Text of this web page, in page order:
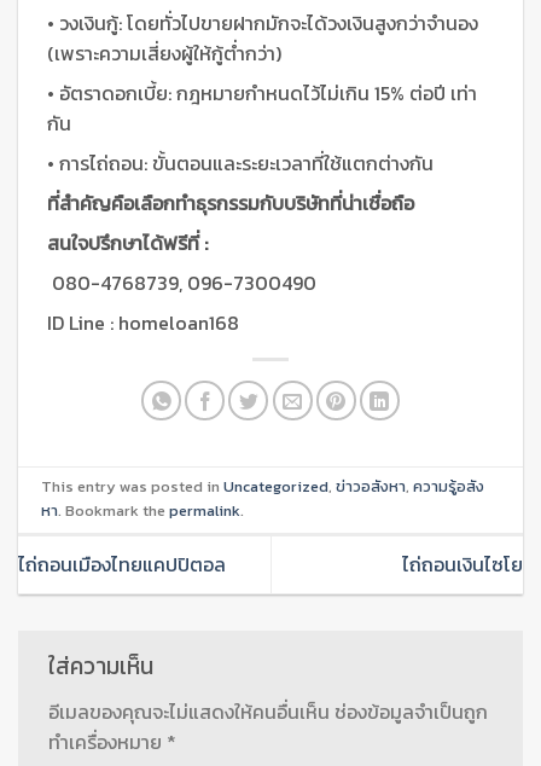
• วงเงินกู้: โดยทั่วไปขายฝากมักจะได้วงเงินสูงกว่าจำนอง
(เพราะความเสี่ยงผู้ให้กู้ต่ำกว่า)
• อัตราดอกเบี้ย: กฎหมายกำหนดไว้ไม่เกิน 15% ต่อปี เท่า
กัน
• การไถ่ถอน: ขั้นตอนและระยะเวลาที่ใช้แตกต่างกัน
ที่สำคัญคือเลือกทำธุรกรรมกับบริษัทที่น่าเชื่อถือ
สนใจปรึกษาได้ฟรีที่ :
080-4768739, 096-7300490
ID Line : homeloan168
This entry was posted inUncategorized,ข่าวอสังหา,ความรู้อสัง
หา. Bookmark thepermalink.
ไถ่ถอนเมืองไทยแคปปิตอล ไถ่ถอนเงินไซโย
ใส่ความเห็น
อีเมลของคุณจะไม่แสดงให้คนอื่นเห็น ช่องข้อมูลจำเป็นถูก
ทำเครื่องหมาย *